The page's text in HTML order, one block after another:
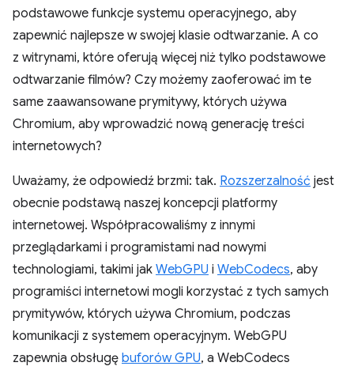
podstawowe funkcje systemu operacyjnego, aby
zapewnić najlepsze w swojej klasie odtwarzanie. A co
z witrynami, które oferują więcej niż tylko podstawowe
odtwarzanie filmów? Czy możemy zaoferować im te
same zaawansowane prymitywy, których używa
Chromium, aby wprowadzić nową generację treści
internetowych?
Uważamy, że odpowiedź brzmi: tak. Rozszerzalność jest
obecnie podstawą naszej koncepcji platformy
internetowej. Współpracowaliśmy z innymi
przeglądarkami i programistami nad nowymi
technologiami, takimi jak WebGPU i WebCodecs, aby
programiści internetowi mogli korzystać z tych samych
prymitywów, których używa Chromium, podczas
komunikacji z systemem operacyjnym. WebGPU
zapewnia obsługę buforów GPU, a WebCodecs